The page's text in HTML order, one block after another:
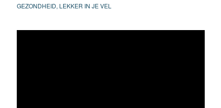
GEZONDHEID, LEKKER IN JE VEL